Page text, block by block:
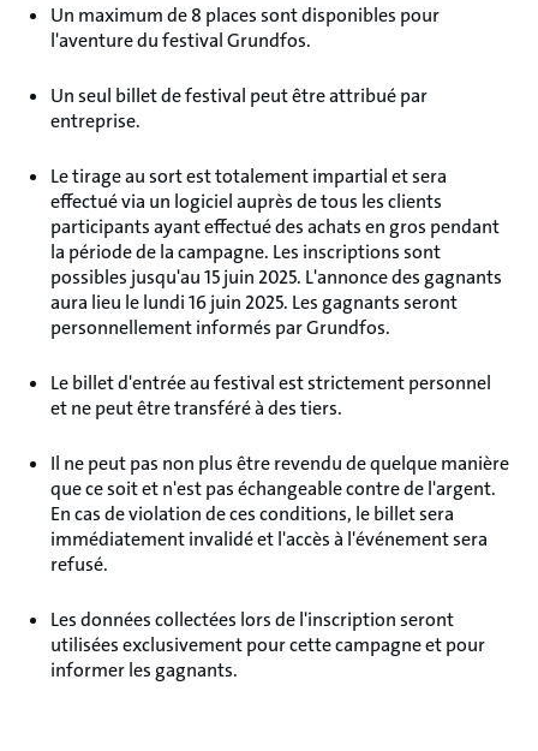
Un maximum de 8 places sont disponibles pour
l'aventure du festival Grundfos.
Un seul billet de festival peut être attribué par
entreprise.
Le tirage au sort est totalement impartial et sera
effectué via un logiciel auprès de tous les clients
participants ayant effectué des achats en gros pendant
la période de la campagne. Les inscriptions sont
possibles jusqu'au 15 juin 2025. L'annonce des gagnants
aura lieu le lundi 16 juin 2025. Les gagnants seront
personnellement informés par Grundfos.
Le billet d'entrée au festival est strictement personnel
et ne peut être transféré à des tiers.
Il ne peut pas non plus être revendu de quelque manière
que ce soit et n'est pas échangeable contre de l'argent.
En cas de violation de ces conditions, le billet sera
immédiatement invalidé et l'accès à l'événement sera
refusé.
Les données collectées lors de l'inscription seront
utilisées exclusivement pour cette campagne et pour
informer les gagnants.